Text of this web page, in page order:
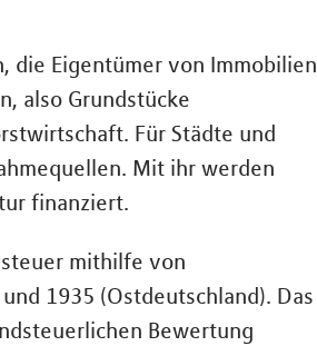
die Eigentümer von Immobilien
also Grundstücke
Für Städte und
Mit ihr werden
finanziert.
mithilfe von
1935 (Ostdeutschland). Das
Bewertung